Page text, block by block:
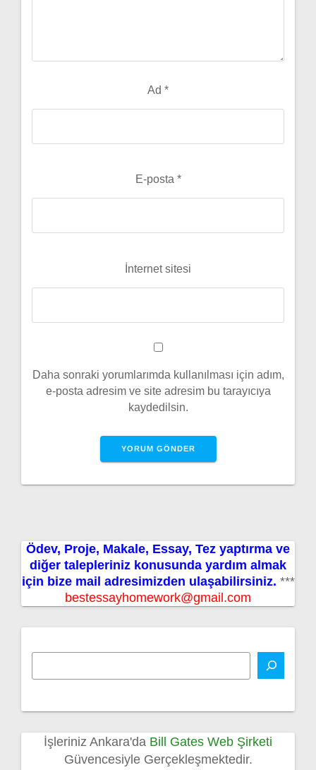
Ad *
E-posta *
İnternet sitesi
Daha sonraki yorumlarımda kullanılması için adım,
e-posta adresim ve site adresim bu tarayıcıya
kaydedilsin.
Ödev, Proje, Makale, Essay, Tez yaptırma ve
diğer talepleriniz konusunda yardım almak
için bize mail adresimizden ulaşabilirsiniz. ***
bestessayhomework@gmail.com
İşleriniz Ankara'da Bill Gates Web Şirketi
Güvencesiyle Gerçekleşmektedir.